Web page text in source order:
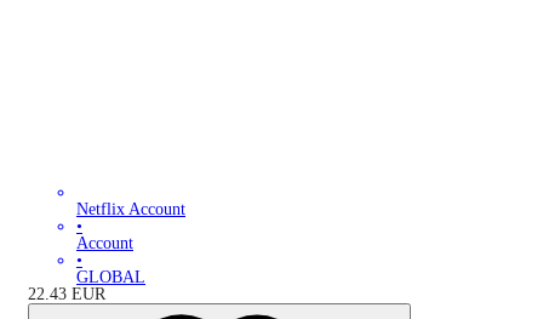
Netflix Account
•
Account
•
GLOBAL
22.43 EUR